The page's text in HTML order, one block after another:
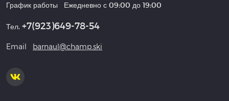
График работы Ежедневно с 09:00 до 19:00
Тел. +7(923)649-78-54
Email barnaul@champ.ski